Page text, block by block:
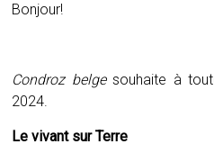
Bonjour!
Condroz belgesouhaite à
2024.
Le vivant sur Terre